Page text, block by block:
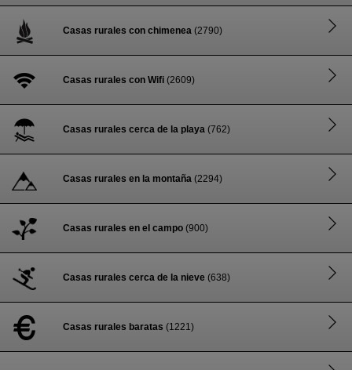
Casas rurales con chimenea (2790)
Casas rurales con Wifi (2609)
Casas rurales cerca de la playa (762)
Casas rurales en la montaña (2294)
Casas rurales en el campo (900)
Casas rurales cerca de la nieve (638)
Casas rurales baratas (1221)